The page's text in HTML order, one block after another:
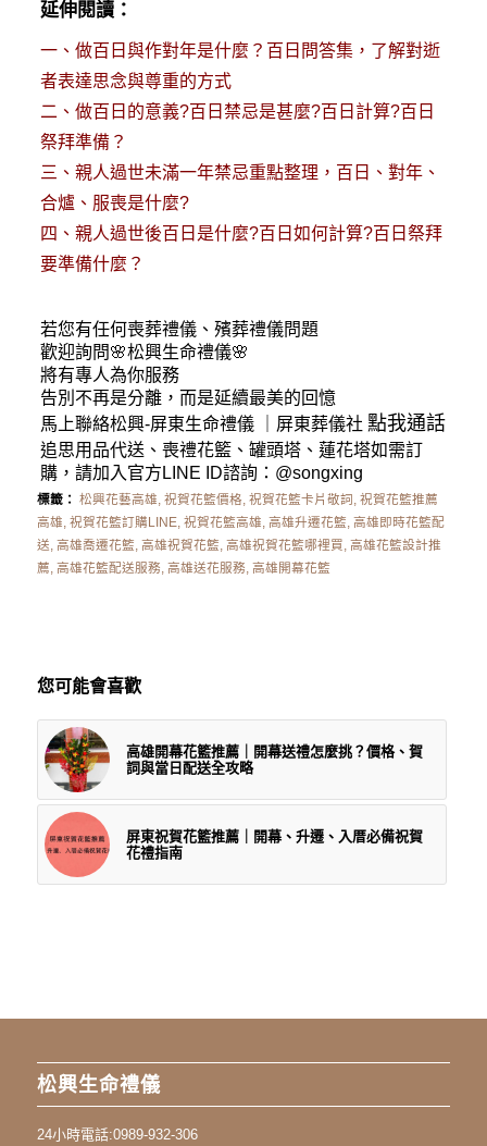
延伸閱讀：
一、 做百日與作對年是什麼？百日問答集，了解對逝
者表達思念與尊重的方式
二、 做百日的意義?百日禁忌是甚麼?百日計算?百日
祭拜準備？
三、 親人過世未滿一年禁忌重點整理，百日、對年、
合爐、服喪是什麼?
四、 親人過世後百日是什麼?百日如何計算?百日祭拜
要準備什麼？
若您有任何喪葬禮儀、殯葬禮儀問題
歡迎詢問🌸松興生命禮儀🌸
將有專人為你服務
告別不再是分離，而是延續最美的回憶
馬上聯絡松興-屏東生命禮儀｜ 屏東葬儀社 點我通話
追思用品代送、喪禮花籃、罐頭塔、蓮花塔如需訂
購，請加入官方LINE ID諮詢： @songxing
標籤： 松興花藝高雄 祝賀花籃價格, 祝賀花籃卡片敬詞 祝賀花籃推薦
高雄 祝賀花籃訂購LINE, 祝賀花籃高雄 高雄升遷花籃 高雄即時花籃配
送 高雄喬遷花籃 高雄祝賀花籃 高雄祝賀花籃哪裡買 高雄花籃設計推
薦 高雄花籃配送服務 高雄送花服務 高雄開幕花籃
您可能會喜歡
高雄開幕花籃推薦｜開幕送禮怎麼挑？價格、賀
詞與當日配送全攻略
屏東祝賀花籃推薦｜開幕、升遷、入厝必備祝賀
花禮指南
松興生命禮儀
24小時電話:0989-932-306